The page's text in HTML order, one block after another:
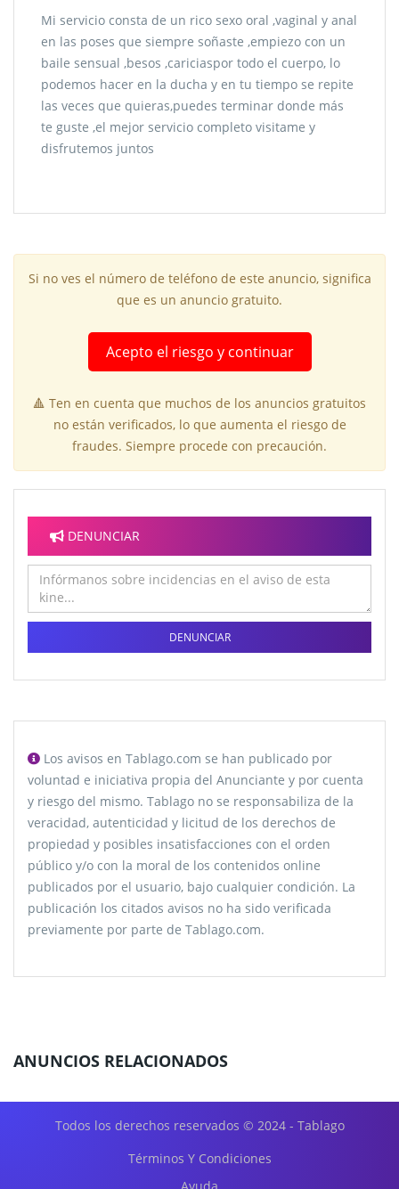
Mi servicio consta de un rico sexo oral ,vaginal y anal
en las poses que siempre soñaste ,empiezo con un
baile sensual ,besos ,cariciaspor todo el cuerpo, lo
podemos hacer en la ducha y en tu tiempo se repite
las veces que quieras,puedes terminar donde más
te guste ,el mejor servicio completo visitame y
disfrutemos juntos
Si no ves el número de teléfono de este anuncio, significa
que es un anuncio gratuito.
Acepto el riesgo y continuar
🔺 Ten en cuenta que muchos de los anuncios gratuitos
no están verificados, lo que aumenta el riesgo de
fraudes. Siempre procede con precaución.
DENUNCIAR
DENUNCIAR
Los avisos en Tablago.com se han publicado por
voluntad e iniciativa propia del Anunciante y por cuenta
y riesgo del mismo. Tablago no se responsabiliza de la
veracidad, autenticidad y licitud de los derechos de
propiedad y posibles insatisfacciones con el orden
público y/o con la moral de los contenidos online
publicados por el usuario, bajo cualquier condición. La
publicación los citados avisos no ha sido verificada
previamente por parte de Tablago.com.
ANUNCIOS RELACIONADOS
Todos los derechos reservados © 2024 - Tablago
Términos Y Condiciones
Ayuda